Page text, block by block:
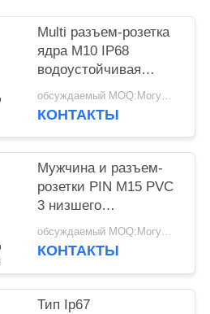
Multi разъем-розетка
ядра M10 IP68
водоустойчивая
мужская
обсуждаемый MOQ:Могущий быть предметом переговоров
КОНТАКТЫ
Мужчина и разъем-
розетки PIN M15 PVC
3 низшего
напряжения
обсуждаемый MOQ:Могущий быть предметом переговоров
КОНТАКТЫ
Тип Ip67